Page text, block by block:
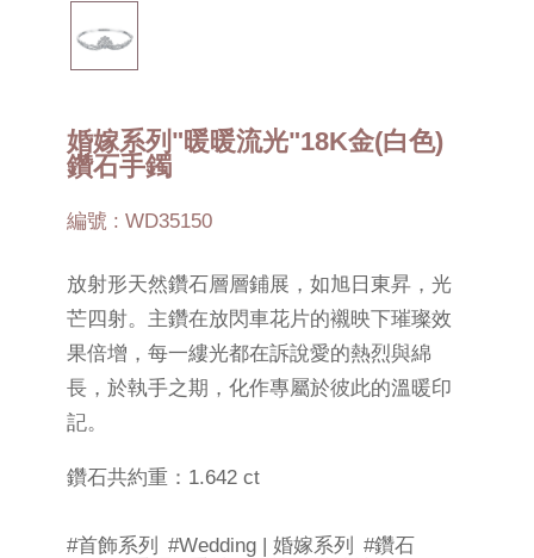
婚嫁系列"暖暖流光"18K金(白色)
鑽石手鐲
編號 : WD35150
放射形天然鑽石層層鋪展，如旭日東昇，光
芒四射。主鑽在放閃車花片的襯映下璀璨效
果倍增，每一縷光都在訴說愛的熱烈與綿
長，於執手之期，化作專屬於彼此的溫暖印
記。
鑽石共約重：1.642 ct
#首飾系列 #Wedding | 婚嫁系列
#鑽石